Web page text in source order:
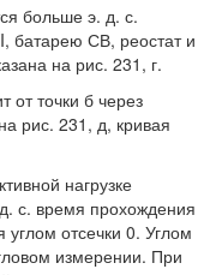
больше э. д. с.
батарею СВ, реостат и
на рис. 231, г.
от точки б через
рис. 231, д, кривая
нагрузке
с. время прохождения
углом отсечки 0. Углом
измерении. При